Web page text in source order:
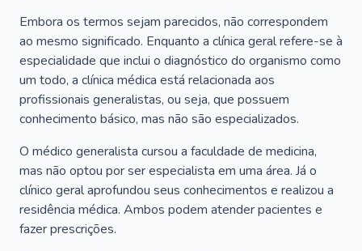
Embora os termos sejam parecidos, não correspondem
ao mesmo significado. Enquanto a clínica geral refere-se à
especialidade que inclui o diagnóstico do organismo como
um todo, a clínica médica está relacionada aos
profissionais generalistas, ou seja, que possuem
conhecimento básico, mas não são especializados.
O médico generalista cursou a faculdade de medicina,
mas não optou por ser especialista em uma área. Já o
clínico geral aprofundou seus conhecimentos e realizou a
residência médica. Ambos podem atender pacientes e
fazer prescrições.